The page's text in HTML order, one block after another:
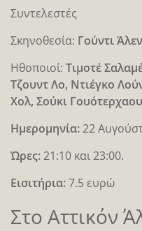
Συντελεστές
Σκηνοθεσία: Γούντι Άλεν
Ηθοποιοί: Τιμοτέ
Τζουντ Λο, Ντιέγκο
Χολ, Σούκι
Ημερομηνία:22
Ώρες:21:10 και 23:00.
Εισιτήρια:7.5 ευρώ
Στο Αττικόν